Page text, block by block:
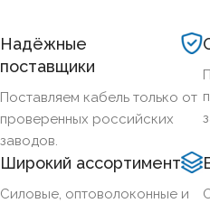
Надёжные
поставщики
Поставляем кабель только от
проверенных российских
заводов.
Широкий ассортимент
Силовые, оптоволоконные и